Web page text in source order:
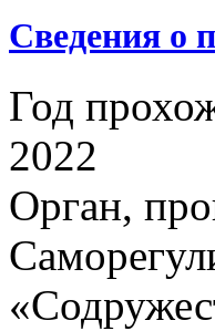
Сведения о
Год
2022
Орган,